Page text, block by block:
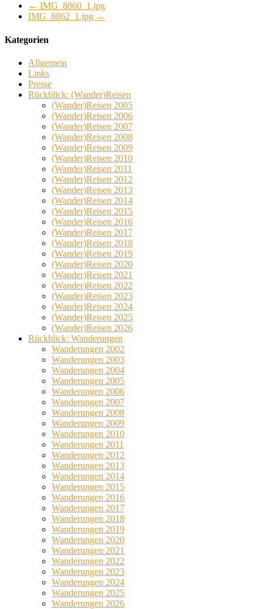
← IMG_8860_1.jpg
IMG_8862_1.jpg →
Kategorien
Allgemein
Links
Presse
Rückblick: (Wander)Reisen
(Wander)Reisen 2005
(Wander)Reisen 2006
(Wander)Reisen 2007
(Wander)Reisen 2008
(Wander)Reisen 2009
(Wander)Reisen 2010
(Wander)Reisen 2011
(Wander)Reisen 2012
(Wander)Reisen 2013
(Wander)Reisen 2014
(Wander)Reisen 2015
(Wander)Reisen 2016
(Wander)Reisen 2017
(Wander)Reisen 2018
(Wander)Reisen 2019
(Wander)Reisen 2020
(Wander)Reisen 2021
(Wander)Reisen 2022
(Wander)Reisen 2023
(Wander)Reisen 2024
(Wander)Reisen 2025
(Wander)Reisen 2026
Rückblick: Wanderungen
Wanderungen 2002
Wanderungen 2003
Wanderungen 2004
Wanderungen 2005
Wanderungen 2006
Wanderungen 2007
Wanderungen 2008
Wanderungen 2009
Wanderungen 2010
Wanderungen 2011
Wanderungen 2012
Wanderungen 2013
Wanderungen 2014
Wanderungen 2015
Wanderungen 2016
Wanderungen 2017
Wanderungen 2018
Wanderungen 2019
Wanderungen 2020
Wanderungen 2021
Wanderungen 2022
Wanderungen 2023
Wanderungen 2024
Wanderungen 2025
Wanderungen 2026